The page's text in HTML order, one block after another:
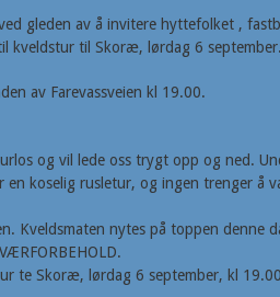
gleden av å invitere hyttefolket ,
kveldstur til Skoræ, lørdag 6 september.
av Farevassveien kl 19.00.
og vil lede oss trygt opp og ned.
en koselig rusletur, og ingen trenger å
Kveldsmaten nytes på toppen denne
te Skoræ, lørdag 6 september, kl